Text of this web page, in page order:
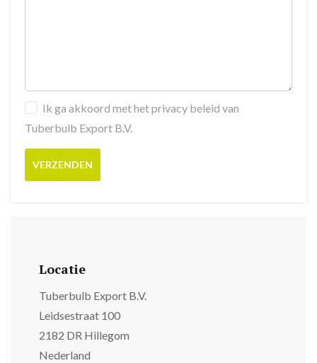
Ik ga akkoord met het privacy beleid van
Tuberbulb Export B.V.
Locatie
Tuberbulb Export B.V.
Leidsestraat 100
2182 DR Hillegom
Nederland